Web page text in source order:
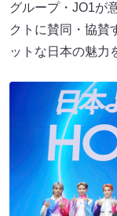
グループ・JO1が
クトに賛同・協賛
ットな日本の魅力